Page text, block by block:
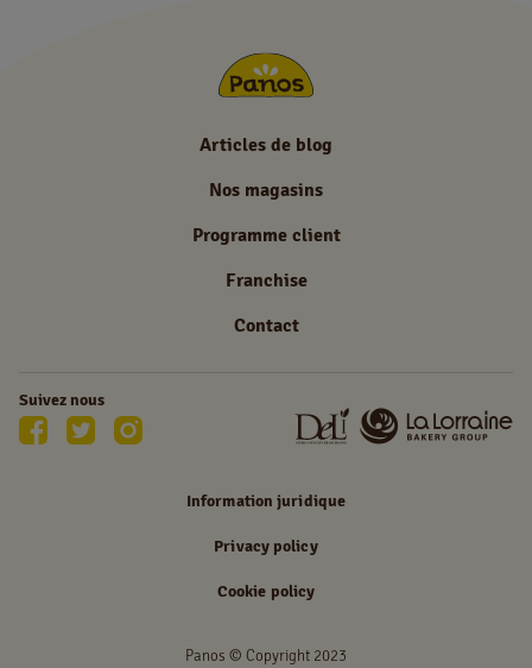
Suivez nous
Articles de blog
Nos magasins
Programme client
Franchise
Contact
Information juridique
Privacy policy
Cookie policy
Panos © Copyright 2023